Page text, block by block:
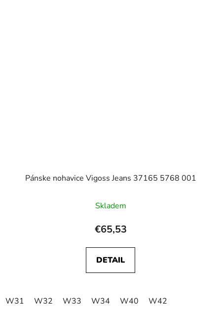
Pánske nohavice Vigoss Jeans 37165 5768 001
Skladem
€65,53
DETAIL
W31 W32 W33 W34 W40 W42